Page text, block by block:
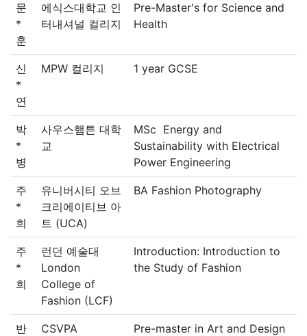
문
*
훈
에식스대학교 인
터내셔널 컬리지
Pre-Master's for Science and
Health
신
*
연
MPW 컬리지 1 year GCSE
박
*
병
사우스햄튼 대학
교
MSc Energy and
Sustainability with Electrical
Power Engineering
주
*
희
유니버시티 오브
크리에이티브 아
트 (UCA)
BA Fashion Photography
주
*
희
런던 예술대
London
College of
Fashion (LCF)
Introduction: Introduction to
the Study of Fashion
반
CSVPA Pre-master in Art and Design